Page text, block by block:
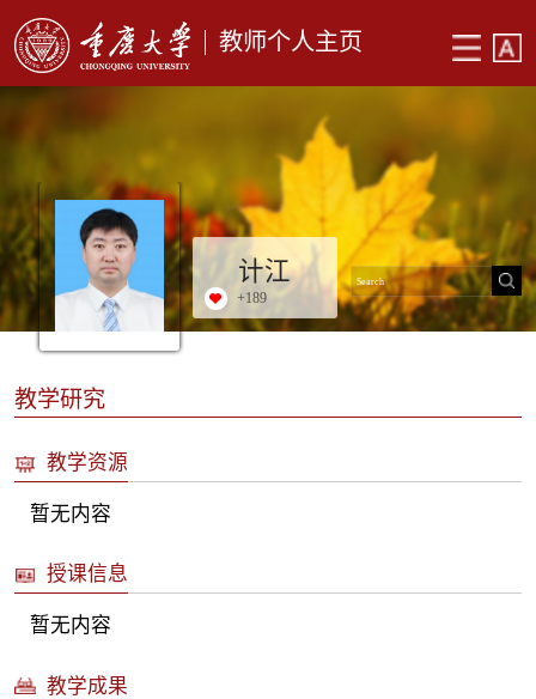
教师个人主页
计江
+189
教学研究
教学资源
暂无内容
授课信息
暂无内容
教学成果